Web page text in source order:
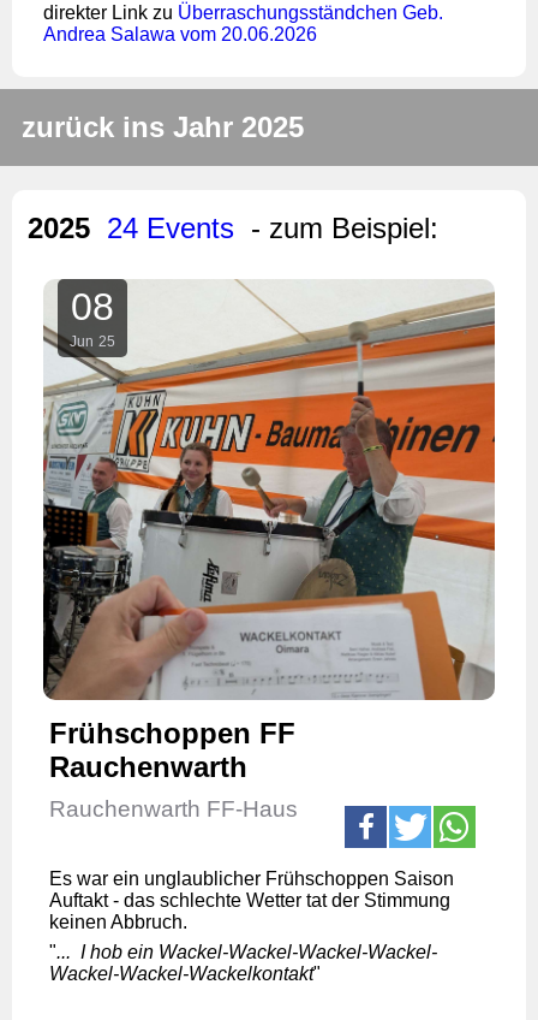
direkter Link zu Überraschungsständchen Geb.
Andrea Salawa vom 20.06.2026
zurück ins Jahr 2025
2025 24 Events - zum Beispiel:
08
Jun 25
Frühschoppen FF
Rauchenwarth
Rauchenwarth FF-Haus
Es war ein unglaublicher Frühschoppen Saison
Auftakt - das schlechte Wetter tat der Stimmung
keinen Abbruch.
"... I hob ein Wackel-Wackel-Wackel-Wackel-
Wackel-Wackel-Wackelkontakt"